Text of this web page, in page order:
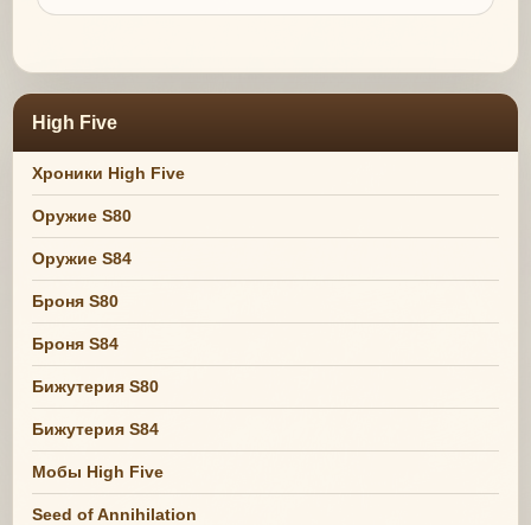
High Five
Хроники High Five
Оружие S80
Оружие S84
Броня S80
Броня S84
Бижутерия S80
Бижутерия S84
Мобы High Five
Seed of Annihilation